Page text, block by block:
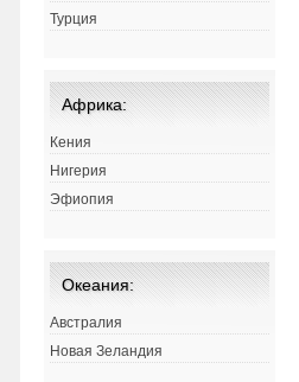
Турция
Африка:
Кения
Нигерия
Эфиопия
Океания:
Австралия
Новая Зеландия